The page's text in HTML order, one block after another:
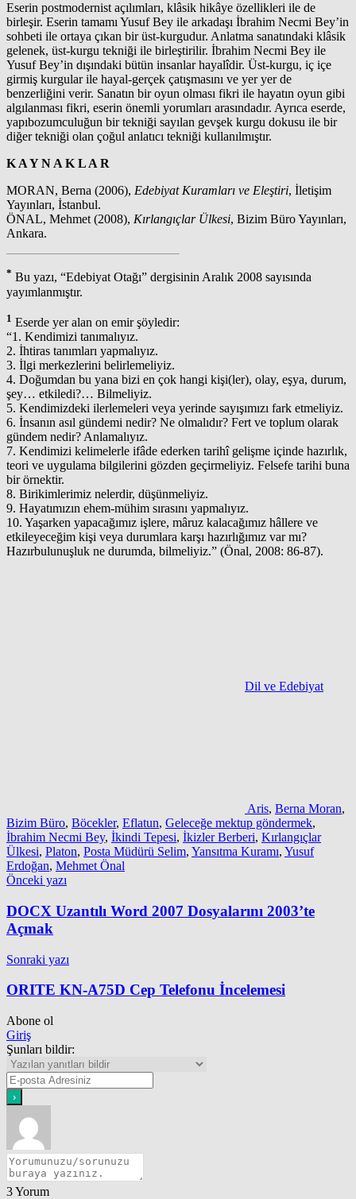
Eserin postmodernist açılımları, klâsik hikâye özellikleri ile de
birleşir. Eserin tamamı Yusuf Bey ile arkadaşı İbrahim Necmi Bey’in
sohbeti ile ortaya çıkan bir üst-kurgudur. Anlatma sanatındaki klâsik
gelenek, üst-kurgu tekniği ile birleştirilir. İbrahim Necmi Bey ile
Yusuf Bey’in dışındaki bütün insanlar hayalîdir. Üst-kurgu, iç içe
girmiş kurgular ile hayal-gerçek çatışmasını ve yer yer de
benzerliğini verir. Sanatın bir oyun olması fikri ile hayatın oyun gibi
algılanması fikri, eserin önemli yorumları arasındadır. Ayrıca eserde,
yapıbozumculuğun bir tekniği sayılan gevşek kurgu dokusu ile bir
diğer tekniği olan çoğul anlatıcı tekniği kullanılmıştır.
K A Y N A K L A R
MORAN, Berna (2006), Edebiyat Kuramları ve Eleştiri, İletişim
Yayınları, İstanbul.
ÖNAL, Mehmet (2008), Kırlangıçlar Ülkesi, Bizim Büro Yayınları,
Ankara.
* Bu yazı, “Edebiyat Otağı” dergisinin Aralık 2008 sayısında
yayımlanmıştır.
1 Eserde yer alan on emir şöyledir:
“1. Kendimizi tanımalıyız.
2. İhtiras tanımları yapmalıyız.
3. İlgi merkezlerini belirlemeliyiz.
4. Doğumdan bu yana bizi en çok hangi kişi(ler), olay, eşya, durum,
şey… etkiledi?… Bilmeliyiz.
5. Kendimizdeki ilerlemeleri veya yerinde sayışımızı fark etmeliyiz.
6. İnsanın asıl gündemi nedir? Ne olmalıdır? Fert ve toplum olarak
gündem nedir? Anlamalıyız.
7. Kendimizi kelimelerle ifâde ederken tarihî gelişme içinde hazırlık,
teori ve uygulama bilgilerini gözden geçirmeliyiz. Felsefe tarihi buna
bir örnektir.
8. Birikimlerimiz nelerdir, düşünmeliyiz.
9. Hayatımızın ehem-mühim sırasını yapmalıyız.
10. Yaşarken yapacağımız işlere, mâruz kalacağımız hâllere ve
etkileyeceğim kişi veya durumlara karşı hazırlığımız var mı?
Hazırbulunuşluk ne durumda, bilmeliyiz.” (Önal, 2008: 86-87).
Dil ve Edebiyat
Aris, Berna Moran,
Bizim Büro, Böcekler, Eflatun, Geleceğe mektup göndermek,
İbrahim Necmi Bey, İkindi Tepesi, İkizler Berberi, Kırlangıçlar
Ülkesi, Platon, Posta Müdürü Selim, Yansıtma Kuramı, Yusuf
Erdoğan, Mehmet Önal
Yazı
gezinmesi
Önceki yazı
DOCX Uzantılı Word 2007 Dosyalarını 2003’te
Açmak
Sonraki yazı
ORITE KN-A75D Cep Telefonu İncelemesi
Abone ol
Giriş
Şunları bildir:
3Yorum